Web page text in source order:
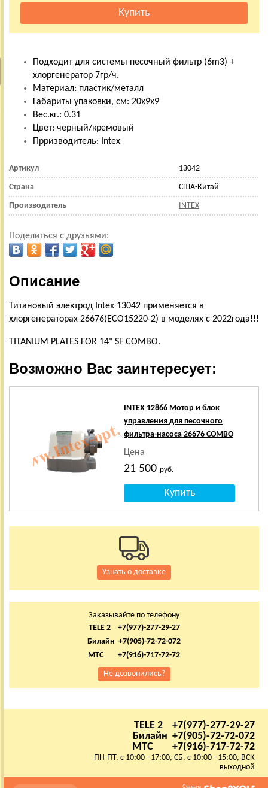
Подходит для системы песочный фильтр (6m3) +
хлоргенератор 7гр/ч.
Материал: пластик/металл
Габариты упаковки, см: 20х9х9
Вес.кг.: 0.31
Цвет: черный/кремовый
Прризводитель: Intex
Артикул 13042
Страна США-Китай
Производитель INTEX
Поделиться с друзьями:
Описание
Титановый электрод Intex 13042 применяется в
хлоргенераторах 26676(ECO15220-2) в моделях с 2022года!!!
TITANIUM PLATES FOR 14" SF COMBO.
Возможно Вас заинтересует:
INTEX 12866 Мотор и блок
управления для песочного
фильтра-насоса 26676 СОМВО
Цена
21 500руб.
Узнать о доставке
Заказывайте по телефону
TELE 2 +7(977)-277-29-27
Билайн +7(905)-72-72-072
МТС +7(916)-717-72-72
Не дозвонились?
TELE 2 +7(977)-277-29-27
Билайн +7(905)-72-72-072
МТС +7(916)-717-72-72
ПН-ПТ. с 10:00 - 17:00, СБ. с 10:00 - 15:00, ВСК
выходной
Создано